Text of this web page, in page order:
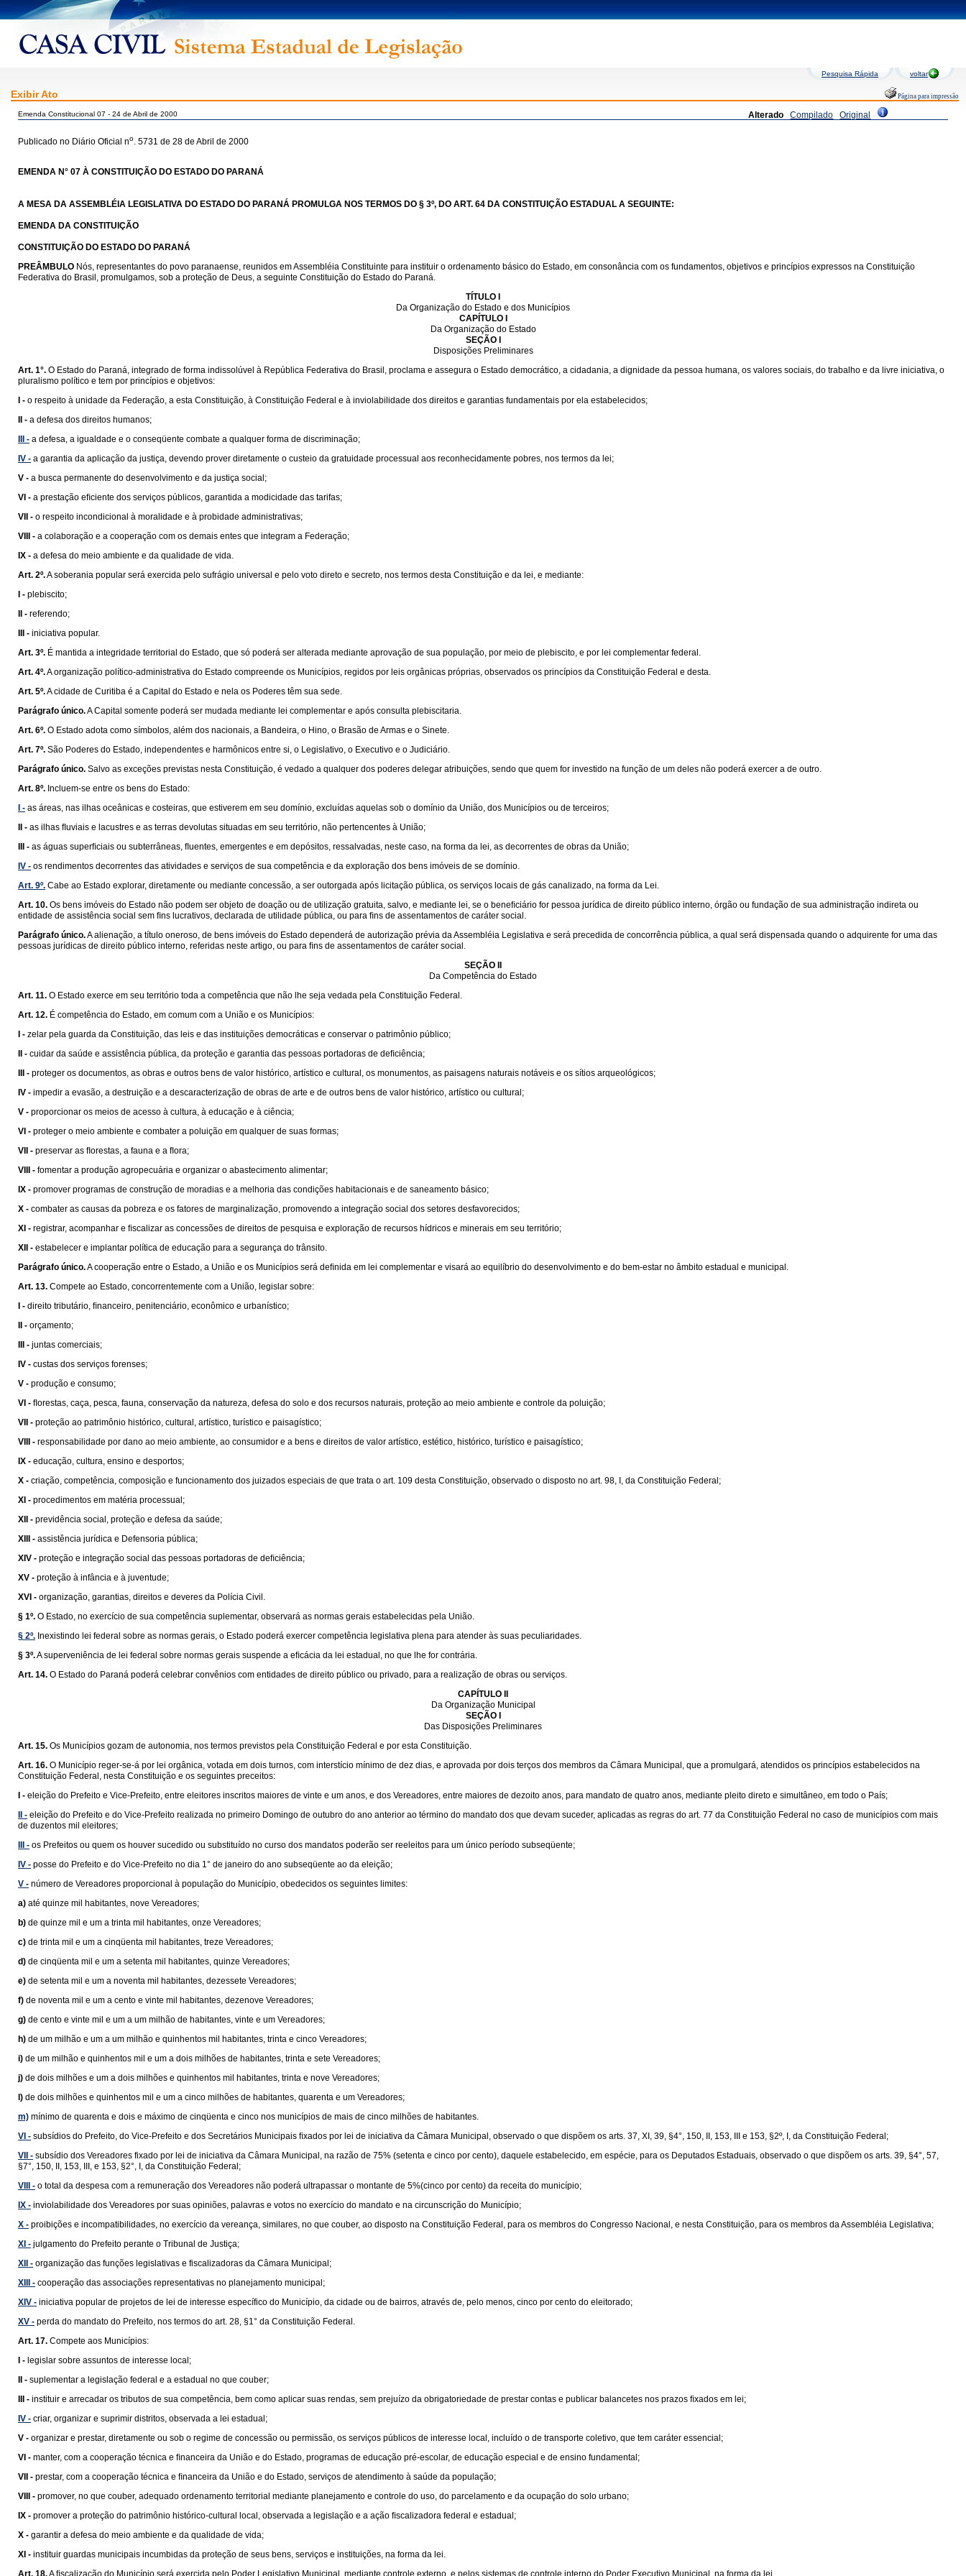
Pesquisa Rápida voltar
Exibir Ato Página para impressão
Alterado Compilado Original
Emenda Constitucional 07 - 24 de Abril de 2000
Publicado no Diário Oficial no. 5731 de 28 de Abril de 2000
EMENDA N° 07 À CONSTITUIÇÃO DO ESTADO DO PARANÁ
A MESA DA ASSEMBLÉIA LEGISLATIVA DO ESTADO DO PARANÁ PROMULGA NOS TERMOS DO § 3º, DO ART. 64 DA CONSTITUIÇÃO ESTADUAL A SEGUINTE:
EMENDA DA CONSTITUIÇÃO
CONSTITUIÇÃO DO ESTADO DO PARANÁ
PREÂMBULO Nós, representantes do povo paranaense, reunidos em Assembléia Constituinte para instituir o ordenamento básico do Estado, em consonância com os fundamentos, objetivos e princípios expressos na Constituição
Federativa do Brasil, promulgamos, sob a proteção de Deus, a seguinte Constituição do Estado do Paraná.
TÍTULO I
Da Organização do Estado e dos Municípios
CAPÍTULO I
Da Organização do Estado
SEÇÃO I
Disposições Preliminares
Art. 1°. O Estado do Paraná, integrado de forma indissolúvel à República Federativa do Brasil, proclama e assegura o Estado democrático, a cidadania, a dignidade da pessoa humana, os valores sociais, do trabalho e da livre iniciativa, o
pluralismo político e tem por princípios e objetivos:
I - o respeito à unidade da Federação, a esta Constituição, à Constituição Federal e à inviolabilidade dos direitos e garantias fundamentais por ela estabelecidos;
II - a defesa dos direitos humanos;
III - a defesa, a igualdade e o conseqüente combate a qualquer forma de discriminação;
IV - a garantia da aplicação da justiça, devendo prover diretamente o custeio da gratuidade processual aos reconhecidamente pobres, nos termos da lei;
V - a busca permanente do desenvolvimento e da justiça social;
VI - a prestação eﬁciente dos serviços públicos, garantida a modicidade das tarifas;
VII - o respeito incondicional à moralidade e à probidade administrativas;
VIII - a colaboração e a cooperação com os demais entes que integram a Federação;
IX - a defesa do meio ambiente e da qualidade de vida.
Art. 2º.A soberania popular será exercida pelo sufrágio universal e pelo voto direto e secreto, nos termos desta Constituição e da lei, e mediante:
I - plebiscito;
II - referendo;
III - iniciativa popular.
Art. 3º. É mantida a integridade territorial do Estado, que só poderá ser alterada mediante aprovação de sua população, por meio de plebiscito, e por lei complementar federal.
Art. 4º.A organização político-administrativa do Estado compreende os Municípios, regidos por leis orgânicas próprias, observados os princípios da Constituição Federal e desta.
Art. 5º.A cidade de Curitiba é a Capital do Estado e nela os Poderes têm sua sede.
Parágrafo único.A Capital somente poderá ser mudada mediante lei complementar e após consulta plebiscitaria.
Art. 6º. O Estado adota como símbolos, além dos nacionais, a Bandeira, o Hino, o Brasão de Armas e o Sinete.
Art. 7º. São Poderes do Estado, independentes e harmônicos entre si, o Legislativo, o Executivo e o Judiciário.
Parágrafo único. Salvo as exceções previstas nesta Constituição, é vedado a qualquer dos poderes delegar atribuições, sendo que quem for investido na função de um deles não poderá exercer a de outro.
Art. 8º. Incluem-se entre os bens do Estado:
I - as áreas, nas ilhas oceânicas e costeiras, que estiverem em seu domínio, excluídas aquelas sob o domínio da União, dos Municípios ou de terceiros;
II - as ilhas ﬂuviais e lacustres e as terras devolutas situadas em seu território, não pertencentes à União;
III - as águas superﬁciais ou subterrâneas, ﬂuentes, emergentes e em depósitos, ressalvadas, neste caso, na forma da lei, as decorrentes de obras da União;
IV - os rendimentos decorrentes das atividades e serviços de sua competência e da exploração dos bens imóveis de se domínio.
Art. 9º. Cabe ao Estado explorar, diretamente ou mediante concessão, a ser outorgada após licitação pública, os serviços locais de gás canalizado, na forma da Lei.
Art. 10. Os bens imóveis do Estado não podem ser objeto de doação ou de utilização gratuita, salvo, e mediante lei, se o beneﬁciário for pessoa jurídica de direito público interno, órgão ou fundação de sua administração indireta ou
entidade de assistência social sem ﬁns lucrativos, declarada de utilidade pública, ou para ﬁns de assentamentos de caráter social.
Parágrafo único.A alienação, a título oneroso, de bens imóveis do Estado dependerá de autorização prévia da Assembléia Legislativa e será precedida de concorrência pública, a qual será dispensada quando o adquirente for uma das
pessoas jurídicas de direito público interno, referidas neste artigo, ou para ﬁns de assentamentos de caráter social.
SEÇÃO II
Da Competência do Estado
Art. 11. O Estado exerce em seu território toda a competência que não lhe seja vedada pela Constituição Federal.
Art. 12. É competência do Estado, em comum com a União e os Municípios:
I - zelar pela guarda da Constituição, das leis e das instituições democráticas e conservar o patrimônio público;
II - cuidar da saúde e assistência pública, da proteção e garantia das pessoas portadoras de deﬁciência;
III - proteger os documentos, as obras e outros bens de valor histórico, artístico e cultural, os monumentos, as paisagens naturais notáveis e os sítios arqueológicos;
IV - impedir a evasão, a destruição e a descaracterização de obras de arte e de outros bens de valor histórico, artístico ou cultural;
V - proporcionar os meios de acesso à cultura, à educação e à ciência;
VI - proteger o meio ambiente e combater a poluição em qualquer de suas formas;
VII - preservar as ﬂorestas, a fauna e a ﬂora;
VIII - fomentar a produção agropecuária e organizar o abastecimento alimentar;
IX - promover programas de construção de moradias e a melhoria das condições habitacionais e de saneamento básico;
X - combater as causas da pobreza e os fatores de marginalização, promovendo a integração social dos setores desfavorecidos;
XI - registrar, acompanhar e ﬁscalizar as concessões de direitos de pesquisa e exploração de recursos hídricos e minerais em seu território;
XII - estabelecer e implantar política de educação para a segurança do trânsito.
Parágrafo único.A cooperação entre o Estado, a União e os Municípios será deﬁnida em lei complementar e visará ao equilíbrio do desenvolvimento e do bem-estar no âmbito estadual e municipal.
Art. 13. Compete ao Estado, concorrentemente com a União, legislar sobre:
I - direito tributário, ﬁnanceiro, penitenciário, econômico e urbanístico;
II - orçamento;
III - juntas comerciais;
IV - custas dos serviços forenses;
V - produção e consumo;
VI - ﬂorestas, caça, pesca, fauna, conservação da natureza, defesa do solo e dos recursos naturais, proteção ao meio ambiente e controle da poluição;
VII - proteção ao patrimônio histórico, cultural, artístico, turístico e paisagístico;
VIII - responsabilidade por dano ao meio ambiente, ao consumidor e a bens e direitos de valor artístico, estético, histórico, turístico e paisagístico;
IX - educação, cultura, ensino e desportos;
X - criação, competência, composição e funcionamento dos juizados especiais de que trata o art. 109 desta Constituição, observado o disposto no art. 98, I, da Constituição Federal;
XI - procedimentos em matéria processual;
XII - previdência social, proteção e defesa da saúde;
XIII - assistência jurídica e Defensoria pública;
XIV - proteção e integração social das pessoas portadoras de deﬁciência;
XV - proteção à infância e à juventude;
XVI - organização, garantias, direitos e deveres da Polícia Civil.
§ 1º. O Estado, no exercício de sua competência suplementar, observará as normas gerais estabelecidas pela União.
§ 2º. Inexistindo lei federal sobre as normas gerais, o Estado poderá exercer competência legislativa plena para atender às suas peculiaridades.
§ 3º.A superveniência de lei federal sobre normas gerais suspende a eﬁcácia da lei estadual, no que lhe for contrária.
Art. 14. O Estado do Paraná poderá celebrar convênios com entidades de direito público ou privado, para a realização de obras ou serviços.
CAPÍTULO II
Da Organização Municipal
SEÇÃO I
Das Disposições Preliminares
Art. 15. Os Municípios gozam de autonomia, nos termos previstos pela Constituição Federal e por esta Constituição.
Art. 16. O Município reger-se-á por lei orgânica, votada em dois turnos, com interstício mínimo de dez dias, e aprovada por dois terços dos membros da Câmara Municipal, que a promulgará, atendidos os princípios estabelecidos na
Constituição Federal, nesta Constituição e os seguintes preceitos:
I - eleição do Prefeito e Vice-Prefeito, entre eleitores inscritos maiores de vinte e um anos, e dos Vereadores, entre maiores de dezoito anos, para mandato de quatro anos, mediante pleito direto e simultâneo, em todo o País;
II - eleição do Prefeito e do Vice-Prefeito realizada no primeiro Domingo de outubro do ano anterior ao término do mandato dos que devam suceder, aplicadas as regras do art. 77 da Constituição Federal no caso de municípios com mais
de duzentos mil eleitores;
III - os Prefeitos ou quem os houver sucedido ou substituído no curso dos mandatos poderão ser reeleitos para um único período subseqüente;
IV - posse do Prefeito e do Vice-Prefeito no dia 1° de janeiro do ano subseqüente ao da eleição;
V - número de Vereadores proporcional à população do Município, obedecidos os seguintes limites:
a) até quinze mil habitantes, nove Vereadores;
b) de quinze mil e um a trinta mil habitantes, onze Vereadores;
c) de trinta mil e um a cinqüenta mil habitantes, treze Vereadores;
d) de cinqüenta mil e um a setenta mil habitantes, quinze Vereadores;
e) de setenta mil e um a noventa mil habitantes, dezessete Vereadores;
f) de noventa mil e um a cento e vinte mil habitantes, dezenove Vereadores;
g) de cento e vinte mil e um a um milhão de habitantes, vinte e um Vereadores;
h) de um milhão e um a um milhão e quinhentos mil habitantes, trinta e cinco Vereadores;
i) de um milhão e quinhentos mil e um a dois milhões de habitantes, trinta e sete Vereadores;
j) de dois milhões e um a dois milhões e quinhentos mil habitantes, trinta e nove Vereadores;
l) de dois milhões e quinhentos mil e um a cinco milhões de habitantes, quarenta e um Vereadores;
m) mínimo de quarenta e dois e máximo de cinqüenta e cinco nos municípios de mais de cinco milhões de habitantes.
VI - subsídios do Prefeito, do Vice-Prefeito e dos Secretários Municipais ﬁxados por lei de iniciativa da Câmara Municipal, observado o que dispõem os arts. 37, XI, 39, §4°, 150, II, 153, III e 153, §2º, I, da Constituição Federal;
VII - subsídio dos Vereadores fixado por lei de iniciativa da Câmara Municipal, na razão de 75% (setenta e cinco por cento), daquele estabelecido, em espécie, para os Deputados Estaduais, observado o que dispõem os arts. 39, §4°, 57,
§7°, 150, II, 153, III, e 153, §2°, I, da Constituição Federal;
VIII - o total da despesa com a remuneração dos Vereadores não poderá ultrapassar o montante de 5%(cinco por cento) da receita do município;
IX - inviolabilidade dos Vereadores por suas opiniões, palavras e votos no exercício do mandato e na circunscrição do Município;
X - proibições e incompatibilidades, no exercício da vereança, similares, no que couber, ao disposto na Constituição Federal, para os membros do Congresso Nacional, e nesta Constituição, para os membros da Assembléia Legislativa;
XI - julgamento do Prefeito perante o Tribunal de Justiça;
XII - organização das funções legislativas e fiscalizadoras da Câmara Municipal;
XIII - cooperação das associações representativas no planejamento municipal;
XIV - iniciativa popular de projetos de lei de interesse específico do Município, da cidade ou de bairros, através de, pelo menos, cinco por cento do eleitorado;
XV - perda do mandato do Prefeito, nos termos do art. 28, §1° da Constituição Federal.
Art. 17. Compete aos Municípios:
I - legislar sobre assuntos de interesse local;
II - suplementar a legislação federal e a estadual no que couber;
III - instituir e arrecadar os tributos de sua competência, bem como aplicar suas rendas, sem prejuízo da obrigatoriedade de prestar contas e publicar balancetes nos prazos ﬁxados em lei;
IV - criar, organizar e suprimir distritos, observada a lei estadual;
V - organizar e prestar, diretamente ou sob o regime de concessão ou permissão, os serviços públicos de interesse local, incluído o de transporte coletivo, que tem caráter essencial;
VI - manter, com a cooperação técnica e ﬁnanceira da União e do Estado, programas de educação pré-escolar, de educação especial e de ensino fundamental;
VII - prestar, com a cooperação técnica e ﬁnanceira da União e do Estado, serviços de atendimento à saúde da população;
VIII - promover, no que couber, adequado ordenamento territorial mediante planejamento e controle do uso, do parcelamento e da ocupação do solo urbano;
IX - promover a proteção do patrimônio histórico-cultural local, observada a legislação e a ação ﬁscalizadora federal e estadual;
X - garantir a defesa do meio ambiente e da qualidade de vida;
XI - instituir guardas municipais incumbidas da proteção de seus bens, serviços e instituições, na forma da lei.
Art. 18.A ﬁscalização do Município será exercida pelo Poder Legislativo Municipal, mediante controle externo, e pelos sistemas de controle interno do Poder Executivo Municipal, na forma da lei.